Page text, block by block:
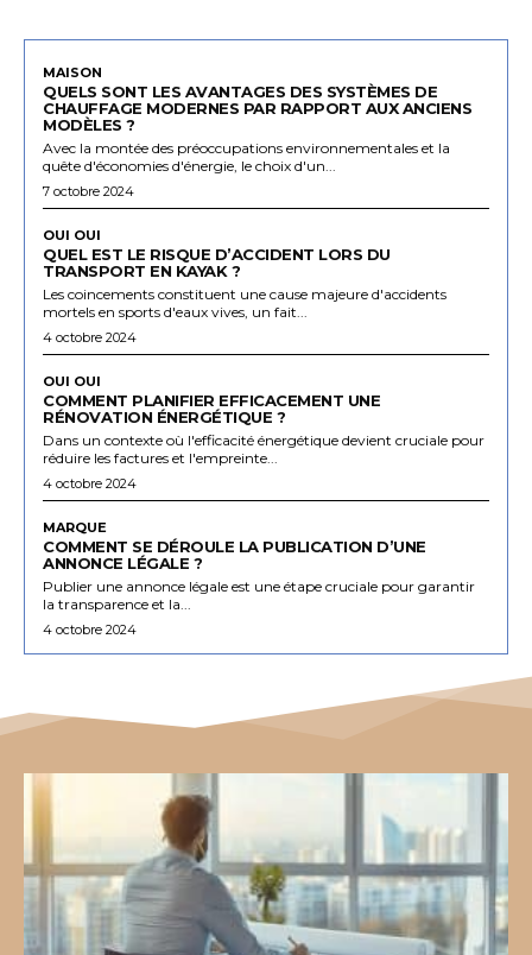
MAISON
QUELS SONT LES AVANTAGES DES SYSTÈMES DE
CHAUFFAGE MODERNES PAR RAPPORT AUX ANCIENS
MODÈLES ?
Avec la montée des préoccupations environnementales et la
quête d'économies d'énergie, le choix d'un...
7 octobre 2024
OUI OUI
QUEL EST LE RISQUE D’ACCIDENT LORS DU
TRANSPORT EN KAYAK ?
Les coincements constituent une cause majeure d'accidents
mortels en sports d'eaux vives, un fait...
4 octobre 2024
OUI OUI
COMMENT PLANIFIER EFFICACEMENT UNE
RÉNOVATION ÉNERGÉTIQUE ?
Dans un contexte où l'efficacité énergétique devient cruciale pour
réduire les factures et l'empreinte...
4 octobre 2024
MARQUE
COMMENT SE DÉROULE LA PUBLICATION D’UNE
ANNONCE LÉGALE ?
Publier une annonce légale est une étape cruciale pour garantir
la transparence et la...
4 octobre 2024